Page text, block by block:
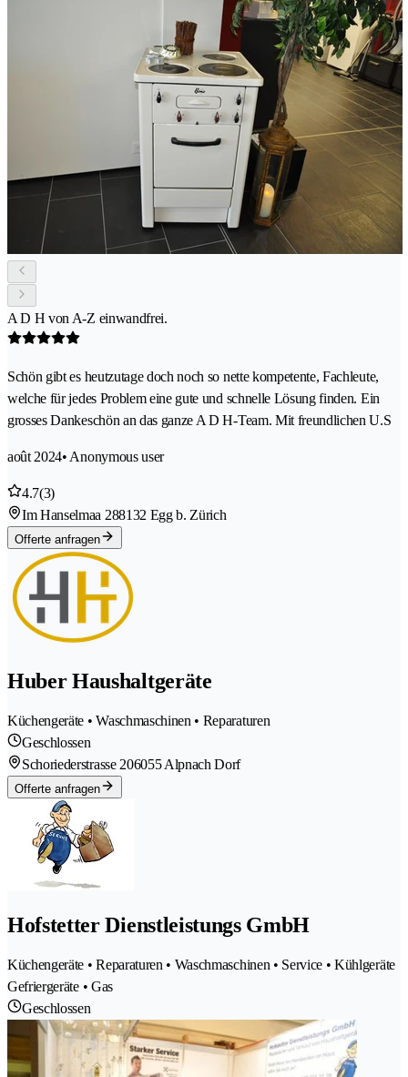
A D H von A-Z einwandfrei.
Schön gibt es heutzutage doch noch so nette kompetente, Fachleute,
welche für jedes Problem eine gute und schnelle Lösung finden. Ein
grosses Dankeschön an das ganze A D H-Team. Mit freundlichen U.S
août 2024• Anonymous user
4.7(3)
Im Hanselmaa 288132 Egg b. Zürich
Offerte anfragen
Huber Haushaltgeräte
Küchengeräte • Waschmaschinen • Reparaturen
Geschlossen
Schoriederstrasse 206055 Alpnach Dorf
Offerte anfragen
Hofstetter Dienstleistungs GmbH
Küchengeräte • Reparaturen • Waschmaschinen • Service • Kühlgeräte
Gefriergeräte • Gas
Geschlossen